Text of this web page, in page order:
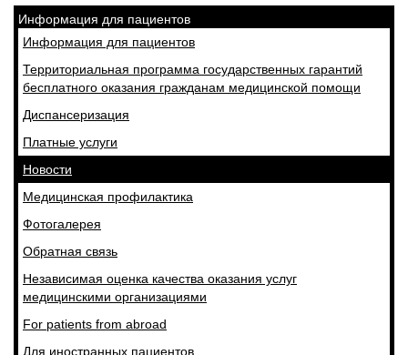
Информация для пациентов
Информация для пациентов
Территориальная программа государственных гарантий
бесплатного оказания гражданам медицинской помощи
Диспансеризация
Платные услуги
Новости
Медицинская профилактика
Фотогалерея
Обратная связь
Независимая оценка качества оказания услуг
медицинскими организациями
For patients from abroad
Для иностранных пациентов